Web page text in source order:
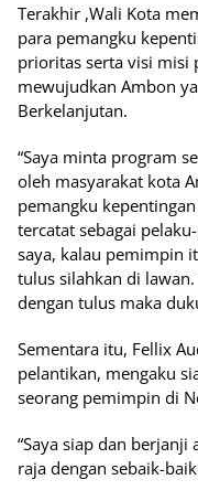
Terakhir ,Wali Kota
para pemangku
prioritas serta visi misi
mewujudkan Ambon
Berkelanjutan.
“Saya minta program
oleh masyarakat kota
pemangku
tercatat sebagai
saya, kalau pemimpin
tulus silahkan di
dengan tulus maka
Sementara itu, Fellix
pelantikan, mengaku
seorang pemimpin di
“Saya siap dan berjanji
raja dengan sebaik-